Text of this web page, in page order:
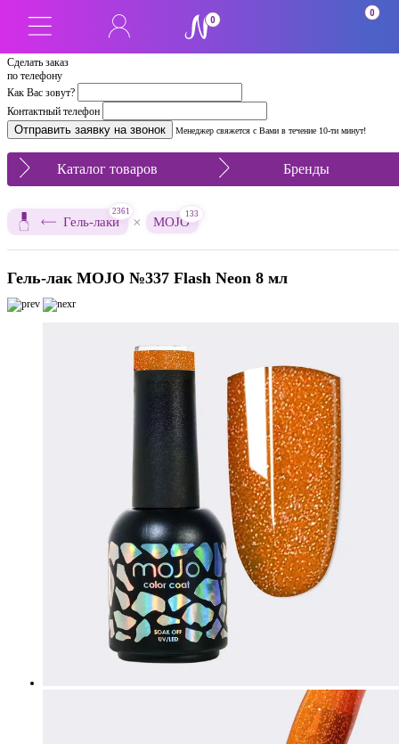
Сделать заказ
по телефону
Как Вас зовут?
Контактный телефон
Менеджер свяжется с Вами в течение 10-ти минут!
0
0
Каталог товаров Бренды
Гель-лаки
2361
× MOJO
133
Гель-лак MOJO №337 Flash Neon 8 мл